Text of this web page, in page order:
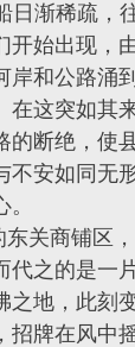
日渐稀疏，
开始出现，
岸和公路涌
这突如其
的断绝，使
不安如同无
东关商铺区
代之的是一
之地，此刻
招牌在风中